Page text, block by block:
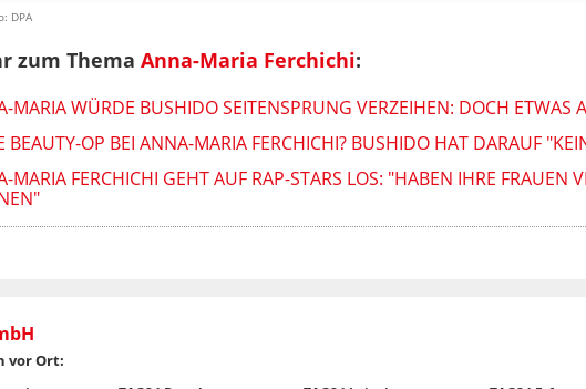
DPA
zum Thema Anna-Maria Ferchichi:
MARIA WÜRDE BUSHIDO SEITENSPRUNG VERZEIHEN: DOCH ETWAS
BEAUTY-OP BEI ANNA-MARIA FERCHICHI? BUSHIDO HAT DARAUF
MARIA FERCHICHI GEHT AUF RAP-STARS LOS: "HABEN IHRE FRAUEN
vor Ort: